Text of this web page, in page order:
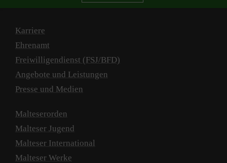
Karriere
Ehrenamt
Freiwilligendienst (FSJ/BFD)
Angebote und Leistungen
Presse und Medien
Malteserorden
Malteser Jugend
Malteser International
Malteser Werke